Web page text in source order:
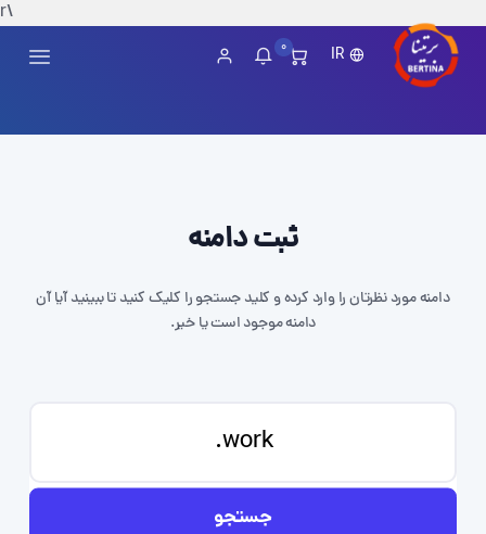
\r
IR
0
ثبت دامنه
دامنه مورد نظرتان را وارد کرده و کلید جستجو را کلیک کنید تا ببینید آیا آن
دامنه موجود است یا خیر.
جستجو